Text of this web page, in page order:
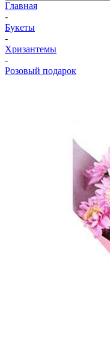
Главная
-
Букеты
-
Хризантемы
-
Розовый подарок